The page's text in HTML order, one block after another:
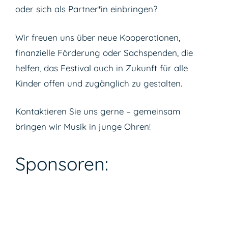
oder sich als Partner*in einbringen?
Wir freuen uns über neue Kooperationen,
finanzielle Förderung oder Sachspenden, die
helfen, das Festival auch in Zukunft für alle
Kinder offen und zugänglich zu gestalten.
Kontaktieren Sie uns gerne – gemeinsam
bringen wir Musik in junge Ohren!
Sponsoren: